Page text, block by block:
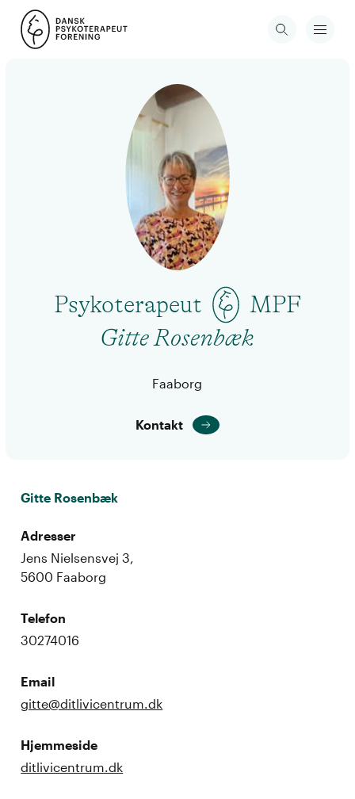
Psykoterapeut
MPF
Gitte Rosenbæk
Faaborg
Kontakt
Gitte Rosenbæk
Adresser
Jens Nielsensvej 3,
5600 Faaborg
Telefon
30274016
Email
gitte@ditlivicentrum.dk
Hjemmeside
ditlivicentrum.dk